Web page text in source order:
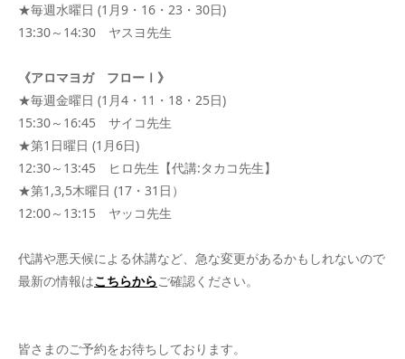
★毎週水曜日 (1月9・16・23・30日)
13:30～14:30 ヤスヨ先生
《アロマヨガ フローⅠ》
★毎週金曜日 (1月4・11・18・25日)
15:30～16:45 サイコ先生
★第1日曜日 (1月6日)
12:30～13:45 ヒロ先生【代講:タカコ先生】
★第1,3,5木曜日 (17・31日）
12:00～13:15 ヤッコ先生
代講や悪天候による休講など、急な変更があるかもしれないので
最新の情報はこちらからご確認ください。
皆さまのご予約をお待ちしております。